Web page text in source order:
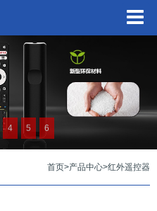
4 5 6
首页>产品中心>红外遥控器